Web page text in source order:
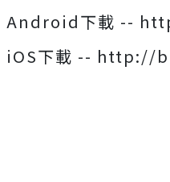
Android下載 --
iOS下載 -- http://